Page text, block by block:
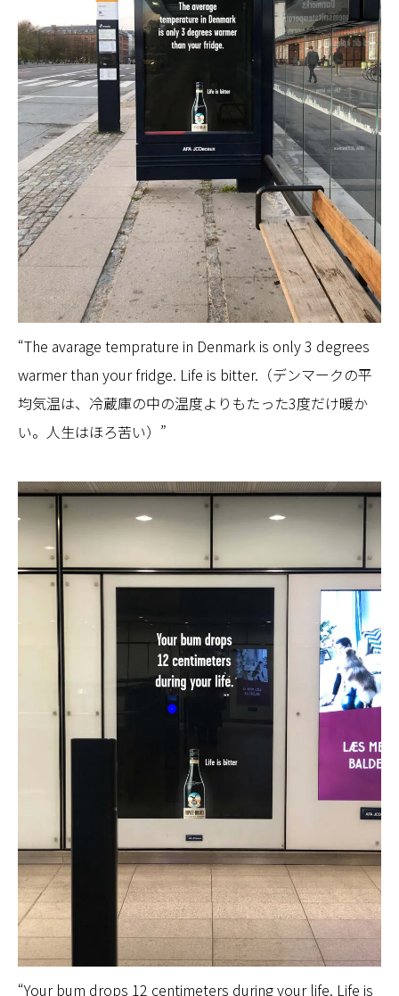
“The avarage temprature in Denmark is only 3 degrees
warmer than your fridge. Life is bitter.（デンマークの平
均気温は、冷蔵庫の中の温度よりもたった3度だけ暖か
い。人生はほろ苦い）”
“Your bum drops 12 centimeters during your life. Life is